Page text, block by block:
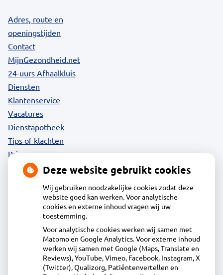
Adres, route en
openingstijden
Contact
MijnGezondheid.net
24-uurs Afhaalkluis
Diensten
Klantenservice
Vacatures
Dienstapotheek
Tips of klachten
Privacy
Acdapha Apotheek Waterland-Oost
Heideweg 1B, 1132DA Volendam
0299 - 36 83 24
info@apotheekwaterlandoost.nl
Deze website gebruikt cookies
Wij gebruiken noodzakelijke cookies zodat deze
website goed kan werken. Voor analytische
cookies en externe inhoud vragen wij uw
toestemming.
Voor analytische cookies werken wij samen met
Matomo en Google Analytics. Voor externe inhoud
werken wij samen met Google (Maps, Translate en
Reviews), YouTube, Vimeo, Facebook, Instagram, X
(Twitter), Qualizorg, Patiëntenvertellen en